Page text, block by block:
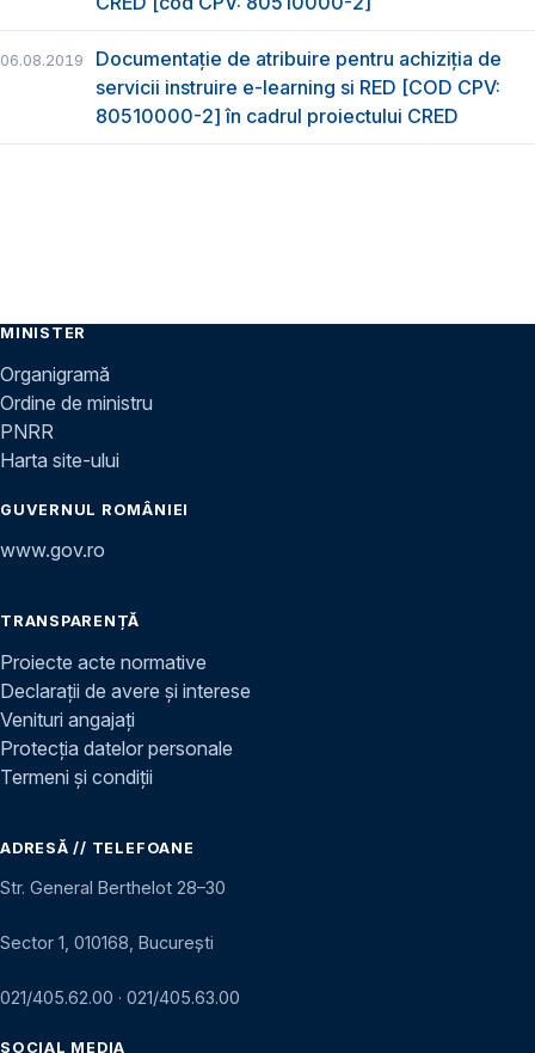
06.08.2019
Documentație de atribuire pentru achiziţia de
servicii instruire e-learning si RED [COD CPV:
80510000-2] în cadrul proiectului CRED
MINISTER
Organigramă
Ordine de ministru
PNRR
Harta site-ului
GUVERNUL ROMÂNIEI
www.gov.ro
TRANSPARENȚĂ
Proiecte acte normative
Declarații de avere și interese
Venituri angajați
Protecția datelor personale
Termeni și condiții
ADRESĂ // TELEFOANE
Str. General Berthelot 28–30
Sector 1, 010168, București
021/405.62.00 · 021/405.63.00
SOCIAL MEDIA